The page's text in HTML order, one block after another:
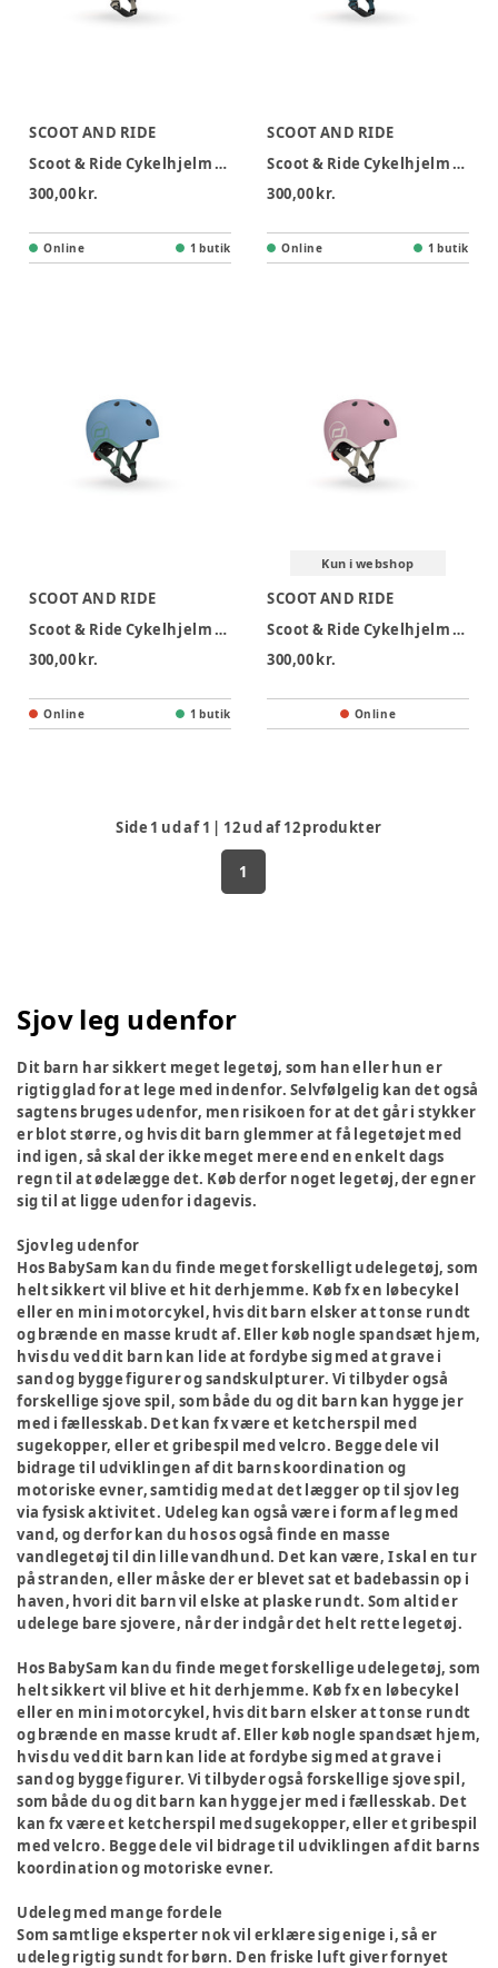
SCOOT AND RIDE
Scoot & Ride Cykelhjelm XXS-S - Forest
300,00 kr.
Online 1 butik
SCOOT AND RIDE
Scoot & Ride Cykelhjelm XXS-S - Ash
300,00 kr.
Online 1 butik
SCOOT AND RIDE
Scoot & Ride Cykelhjelm XXS-S - Steel
300,00 kr.
Online 1 butik
Kun i webshop
SCOOT AND RIDE
Scoot & Ride Cykelhjelm XXS-S - Wildberry
300,00 kr.
Online
Side 1 ud af1 | 12ud af12produkter
1
Sjov leg udenfor
Dit barn har sikkert meget legetøj, som han eller hun er
rigtig glad for at lege med indenfor. Selvfølgelig kan det også
sagtens bruges udenfor, men risikoen for at det går i stykker
er blot større, og hvis dit barn glemmer at få legetøjet med
ind igen, så skal der ikke meget mere end en enkelt dags
regn til at ødelægge det. Køb derfor noget legetøj, der egner
sig til at ligge udenfor i dagevis.
Sjov leg udenfor
Hos BabySam kan du finde meget forskelligt udelegetøj, som
helt sikkert vil blive et hit derhjemme. Køb fx en løbecykel
eller en mini motorcykel, hvis dit barn elsker at tonse rundt
og brænde en masse krudt af. Eller køb nogle spandsæt hjem,
hvis du ved dit barn kan lide at fordybe sig med at grave i
sand og bygge figurer og sandskulpturer. Vi tilbyder også
forskellige sjove spil, som både du og dit barn kan hygge jer
med i fællesskab. Det kan fx være et ketcherspil med
sugekopper, eller et gribespil med velcro. Begge dele vil
bidrage til udviklingen af dit barns koordination og
motoriske evner, samtidig med at det lægger op til sjov leg
via fysisk aktivitet. Udeleg kan også være i form af leg med
vand, og derfor kan du hos os også finde en masse
vandlegetøj til din lille vandhund. Det kan være, I skal en tur
på stranden, eller måske der er blevet sat et badebassin op i
haven, hvori dit barn vil elske at plaske rundt. Som altid er
udelege bare sjovere, når der indgår det helt rette legetøj.
Hos BabySam kan du finde meget forskellige udelegetøj, som
helt sikkert vil blive et hit derhjemme. Køb fx en løbecykel
eller en mini motorcykel, hvis dit barn elsker at tonse rundt
og brænde en masse krudt af. Eller køb nogle spandsæt hjem,
hvis du ved dit barn kan lide at fordybe sig med at grave i
sand og bygge figurer. Vi tilbyder også forskellige sjove spil,
som både du og dit barn kan hygge jer med i fællesskab. Det
kan fx være et ketcherspil med sugekopper, eller et gribespil
med velcro. Begge dele vil bidrage til udviklingen af dit barns
koordination og motoriske evner.
Udeleg med mange fordele
Som samtlige eksperter nok vil erklære sig enige i, så er
udeleg rigtig sundt for børn. Den friske luft giver fornyet